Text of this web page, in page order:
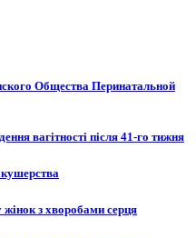
Общества Перинатальной
вагітності після 41-го тижня
жінок з хворобами серця